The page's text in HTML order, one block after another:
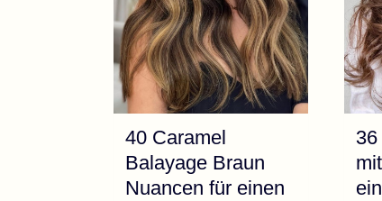
40 Caramel
Balayage Braun
Nuancen für einen